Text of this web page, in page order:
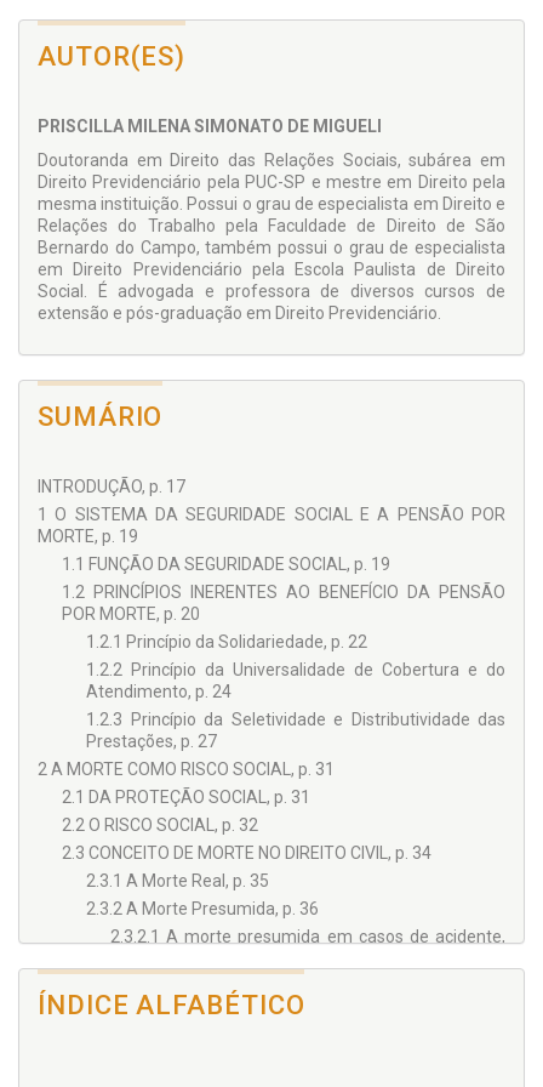
AUTOR(ES)
PRISCILLA MILENA SIMONATO DE MIGUELI
Doutoranda em Direito das Relações Sociais, subárea em
Direito Previdenciário pela PUC-SP e mestre em Direito pela
mesma instituição. Possui o grau de especialista em Direito e
Relações do Trabalho pela Faculdade de Direito de São
Bernardo do Campo, também possui o grau de especialista
em Direito Previdenciário pela Escola Paulista de Direito
Social. É advogada e professora de diversos cursos de
extensão e pós-graduação em Direito Previdenciário.
SUMÁRIO
INTRODUÇÃO, p. 17
1 O SISTEMA DA SEGURIDADE SOCIAL E A PENSÃO POR
MORTE, p. 19
1.1 FUNÇÃO DA SEGURIDADE SOCIAL, p. 19
1.2 PRINCÍPIOS INERENTES AO BENEFÍCIO DA PENSÃO
POR MORTE, p. 20
1.2.1 Princípio da Solidariedade, p. 22
1.2.2 Princípio da Universalidade de Cobertura e do
Atendimento, p. 24
1.2.3 Princípio da Seletividade e Distributividade das
Prestações, p. 27
2 A MORTE COMO RISCO SOCIAL, p. 31
2.1 DA PROTEÇÃO SOCIAL, p. 31
2.2 O RISCO SOCIAL, p. 32
2.3 CONCEITO DE MORTE NO DIREITO CIVIL, p. 34
2.3.1 A Morte Real, p. 35
2.3.2 A Morte Presumida, p. 36
2.3.2.1 A morte presumida em casos de acidente,
2.3.2.2 A morte presumida por ausência, p. 37
3 O CONCEITO CONSTITUCIONAL DE DEPENDÊNCIA
ÍNDICE ALFABÉTICO